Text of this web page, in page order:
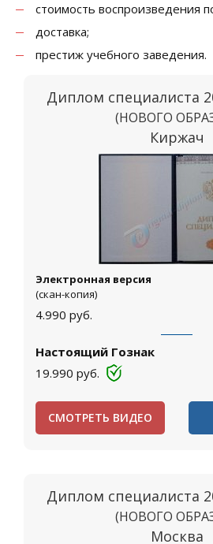
стоимость воспроизведения
доставка;
престиж учебного заведения.
Диплом специалиста
(НОВОГО
Киржач
Электронная версия
(скан-копия)
4.990 руб.
Настоящий Гознак
19.990 руб.
СМОТРЕТЬ ВИДЕО
Диплом специалиста
(НОВОГО
Москва